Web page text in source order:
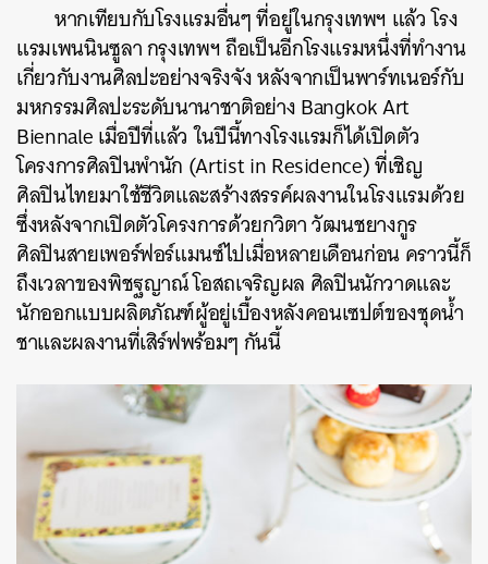
หากเทียบกับโรงแรมอื่นๆ ที่อยู่ในกรุงเทพฯ แล้ว โรง
แรมเพนนินซูลา กรุงเทพฯ ถือเป็นอีกโรงแรมหนึ่งที่ทำงาน
เกี่ยวกับงานศิลปะอย่างจริงจัง หลังจากเป็นพาร์ทเนอร์กับ
มหกรรมศิลปะระดับนานาชาติอย่าง Bangkok Art
Biennale เมื่อปีที่แล้ว ในปีนี้ทางโรงแรมก็ได้เปิดตัว
โครงการศิลปินพำนัก (Artist in Residence) ที่เชิญ
ศิลปินไทยมาใช้ชีวิตและสร้างสรรค์ผลงานในโรงแรมด้วย
ซึ่งหลังจากเปิดตัวโครงการด้วยกวิตา วัฒนชยางกูร
ศิลปินสายเพอร์ฟอร์แมนซ์ไปเมื่อหลายเดือนก่อน คราวนี้ก็
ถึงเวลาของพิชฐญาณ์โอสถเจริญผล ศิลปินนักวาดและ
นักออกแบบผลิตภัณฑ์ผู้อยู่เบื้องหลังคอนเซปต์ของชุดน้ำ
ชาและผลงานที่เสิร์ฟพร้อมๆ กันนี้